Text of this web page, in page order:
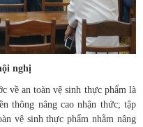
nghị
về an toàn vệ sinh thực phẩm là
thông nâng cao nhận thức; tập
vệ sinh thực phẩm nhằm nâng